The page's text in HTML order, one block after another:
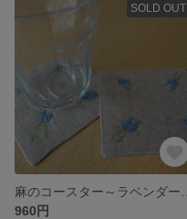
SOLD OUT
960円